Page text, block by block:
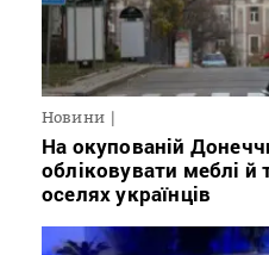
Новини
На окупованій
обліковувати меблі й
оселях українців